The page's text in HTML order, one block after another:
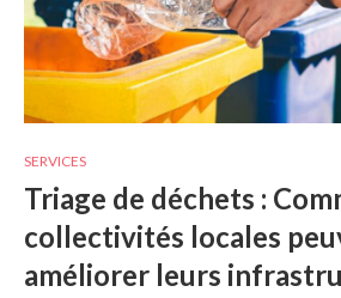
SERVICES
Triage de déchets :
collectivités locales
améliorer leurs